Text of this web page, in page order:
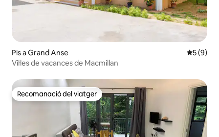
Pis a Grand Anse 5 de
5 (9)
Vil·les de vacances de Macmillan
Recomanació del viatger
Recomanació del viatger